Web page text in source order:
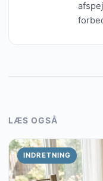
LÆS OGSÅ
INDRETNING